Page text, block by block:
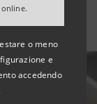
o meno
e
accedendo